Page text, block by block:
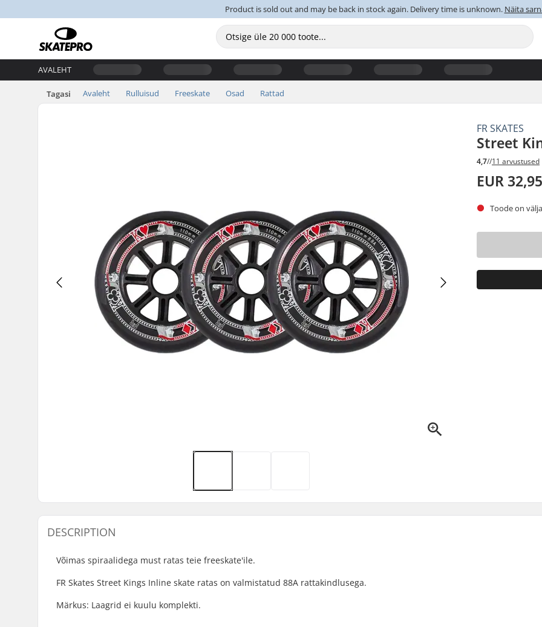
Product is sold out and may be back in stock again. Delivery time is unknown. Näita
AVALEHT
Tagasi Avaleht Rulluisud Freeskate Osad Rattad
FR SKATES
Street
4,7//11 arvustused
EUR 32,95
Toode on
DESCRIPTION
Võimas spiraalidega must ratas teie freeskate'ile.
FR Skates Street Kings Inline skate ratas on valmistatud 88A rattakindlusega.
Märkus: Laagrid ei kuulu komplekti.